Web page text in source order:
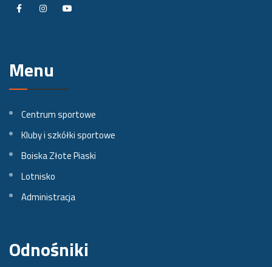
P
f
F
a
b
P
f
I
n
a
o
t
u
Menu
Centrum sportowe
Kluby i szkółki sportowe
Boiska Złote Piaski
Lotnisko
Administracja
Odnośniki